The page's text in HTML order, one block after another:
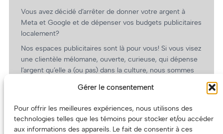
Gérer le consentement
Pour offrir les meilleures expériences, nous utilisons des
technologies telles que les témoins pour stocker et/ou accéder
aux informations des appareils. Le fait de consentir à ces
Vous avez décidé d’arrêter de donner votre argent à
Meta et Google et de dépenser vos budgets publicitaires
localement?
Nos espaces publicitaires sont là pour vous! Si vous visez
une clientèle mélomane, ouverte, curieuse, qui dépense
l’argent qu’elle a (ou pas) dans la culture, nous sommes
revient.
(Oui, on va avoir des tarifs spéciaux pour vous, les